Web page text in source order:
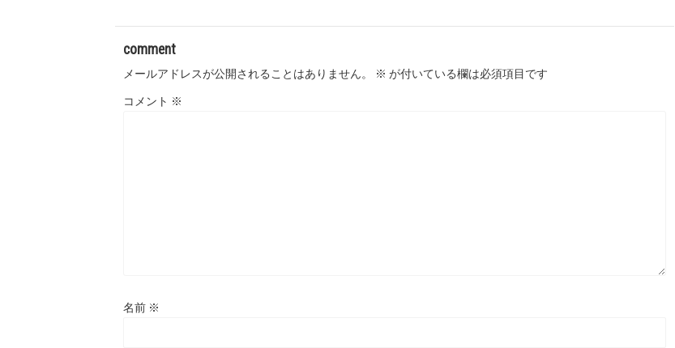
comment
メールアドレスが公開されることはありません。 ※ が付いている欄は必須項目です
コメント ※
名前 ※